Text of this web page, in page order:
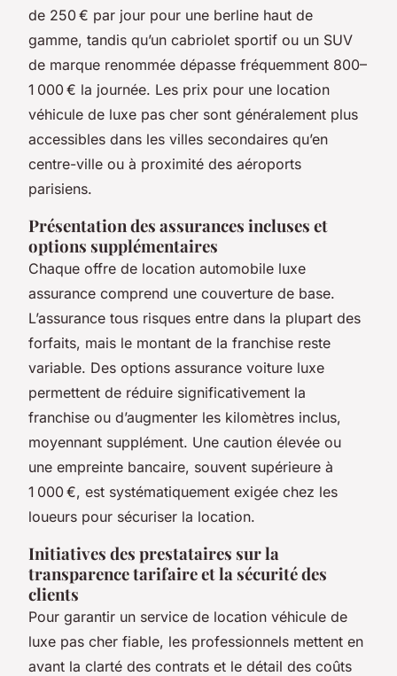
de 250 € par jour pour une berline haut de
gamme, tandis qu’un cabriolet sportif ou un SUV
de marque renommée dépasse fréquemment 800–
1 000 € la journée. Les prix pour une location
véhicule de luxe pas cher sont généralement plus
accessibles dans les villes secondaires qu’en
centre-ville ou à proximité des aéroports
parisiens.
Présentation des assurances incluses et
options supplémentaires
Chaque offre de location automobile luxe
assurance comprend une couverture de base.
L’assurance tous risques entre dans la plupart des
forfaits, mais le montant de la franchise reste
variable. Des options assurance voiture luxe
permettent de réduire significativement la
franchise ou d’augmenter les kilomètres inclus,
moyennant supplément. Une caution élevée ou
une empreinte bancaire, souvent supérieure à
1 000 €, est systématiquement exigée chez les
loueurs pour sécuriser la location.
Initiatives des prestataires sur la
transparence tarifaire et la sécurité des
clients
Pour garantir un service de location véhicule de
luxe pas cher fiable, les professionnels mettent en
avant la clarté des contrats et le détail des coûts